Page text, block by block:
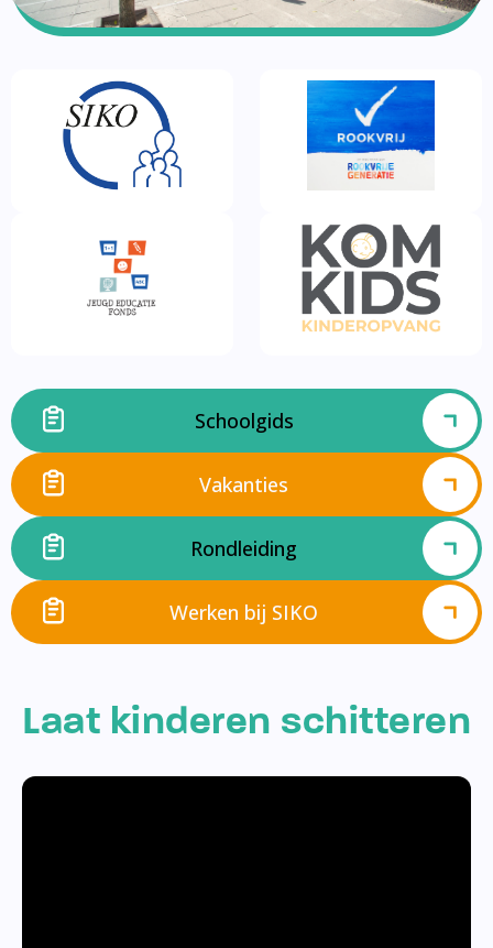
Schoolgids
Vakanties
Rondleiding
Werken bij SIKO
Laat kinderen schitteren